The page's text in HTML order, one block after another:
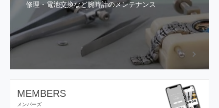
修理・電池交換など腕時計のメンテナンス
MEMBERS
メンバーズ